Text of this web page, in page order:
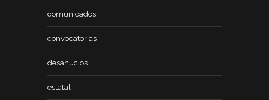
comunicados
convocatorias
desahucios
estatal